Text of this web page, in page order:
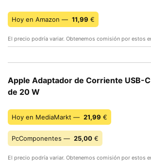
Hoy en Amazon — 11,99 €
El precio podría variar. Obtenemos comisión por estos
Apple Adaptador de Corriente USB-C
de 20 W
Hoy en MediaMarkt — 21,99 €
PcComponentes — 25,00 €
El precio podría variar. Obtenemos comisión por estos